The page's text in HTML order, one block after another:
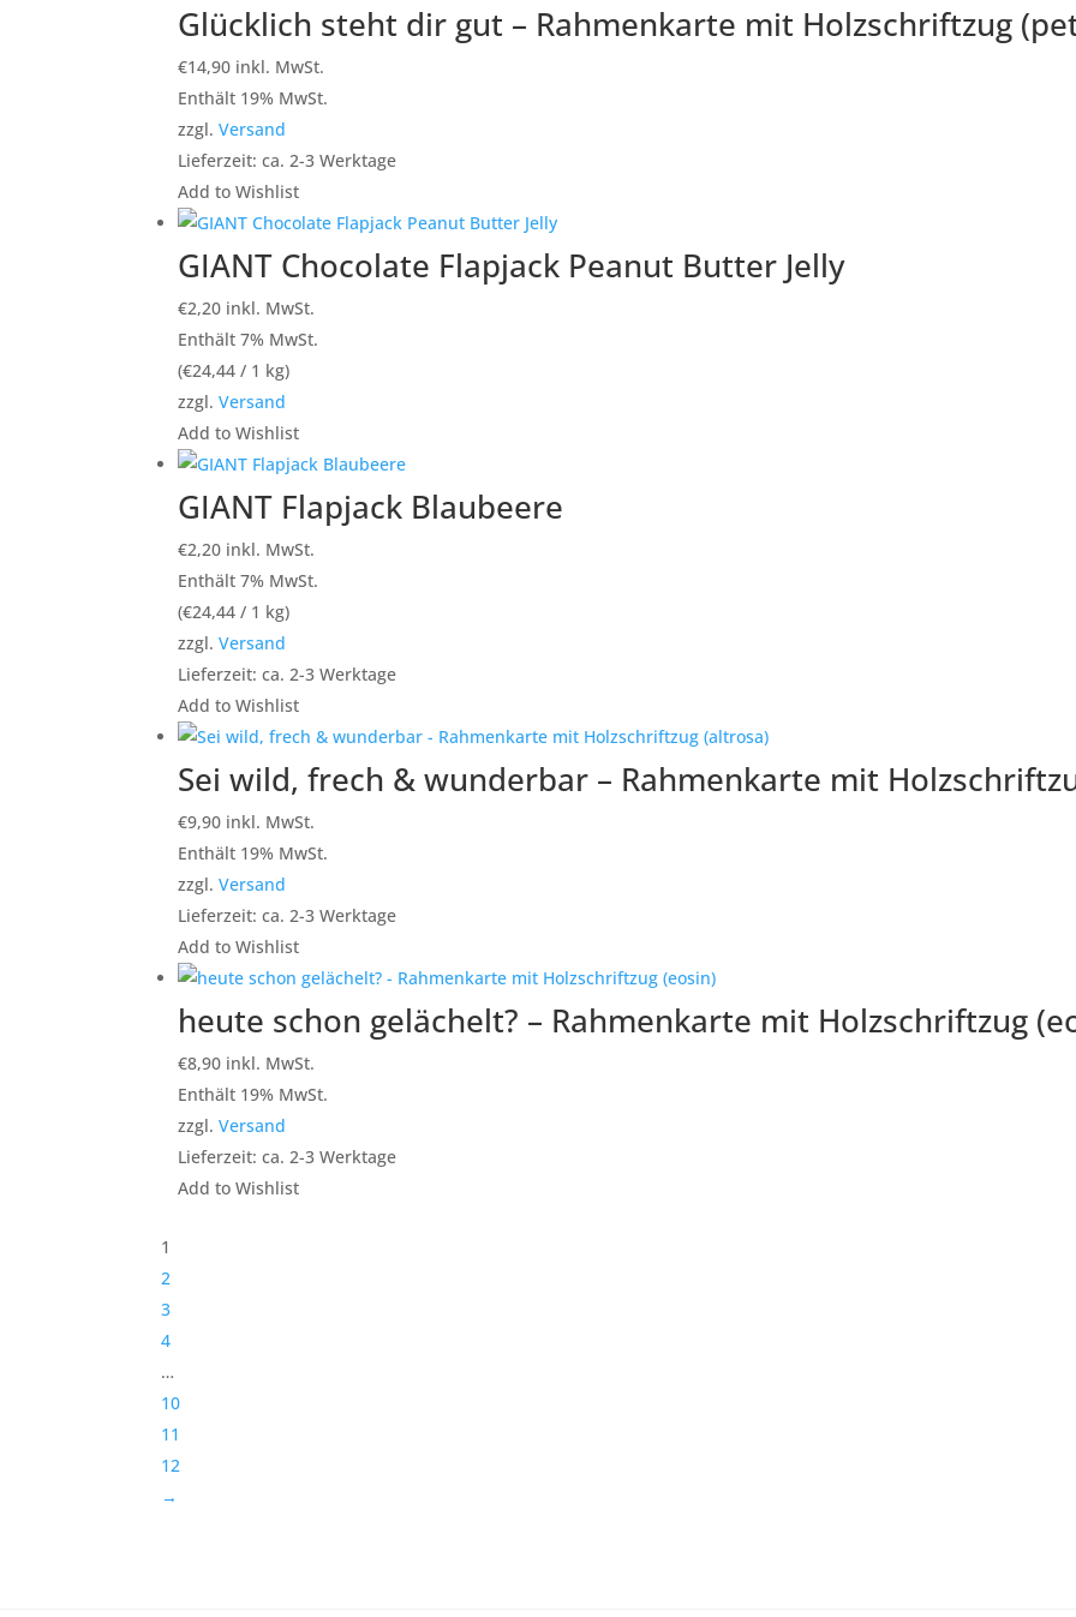
Glücklich steht dir gut – Rahmenkarte mit Holzschriftzug
€14,90 inkl. MwSt.
Enthält 19% MwSt.
zzgl.Versand
Lieferzeit: ca. 2-3 Werktage
Add to Wishlist
GIANT Chocolate Flapjack Peanut Butter Jelly
€2,20 inkl. MwSt.
Enthält 7% MwSt.
(€24,44 / 1 kg)
zzgl.Versand
Add to Wishlist
GIANT Flapjack Blaubeere
€2,20 inkl. MwSt.
Enthält 7% MwSt.
(€24,44 / 1 kg)
zzgl.Versand
Lieferzeit: ca. 2-3 Werktage
Add to Wishlist
Sei wild, frech & wunderbar – Rahmenkarte mit
€9,90 inkl. MwSt.
Enthält 19% MwSt.
zzgl.Versand
Lieferzeit: ca. 2-3 Werktage
Add to Wishlist
heute schon gelächelt? – Rahmenkarte mit Holzschriftzug
€8,90 inkl. MwSt.
Enthält 19% MwSt.
zzgl.Versand
Lieferzeit: ca. 2-3 Werktage
Add to Wishlist
1
2
3
4
…
10
11
12
→